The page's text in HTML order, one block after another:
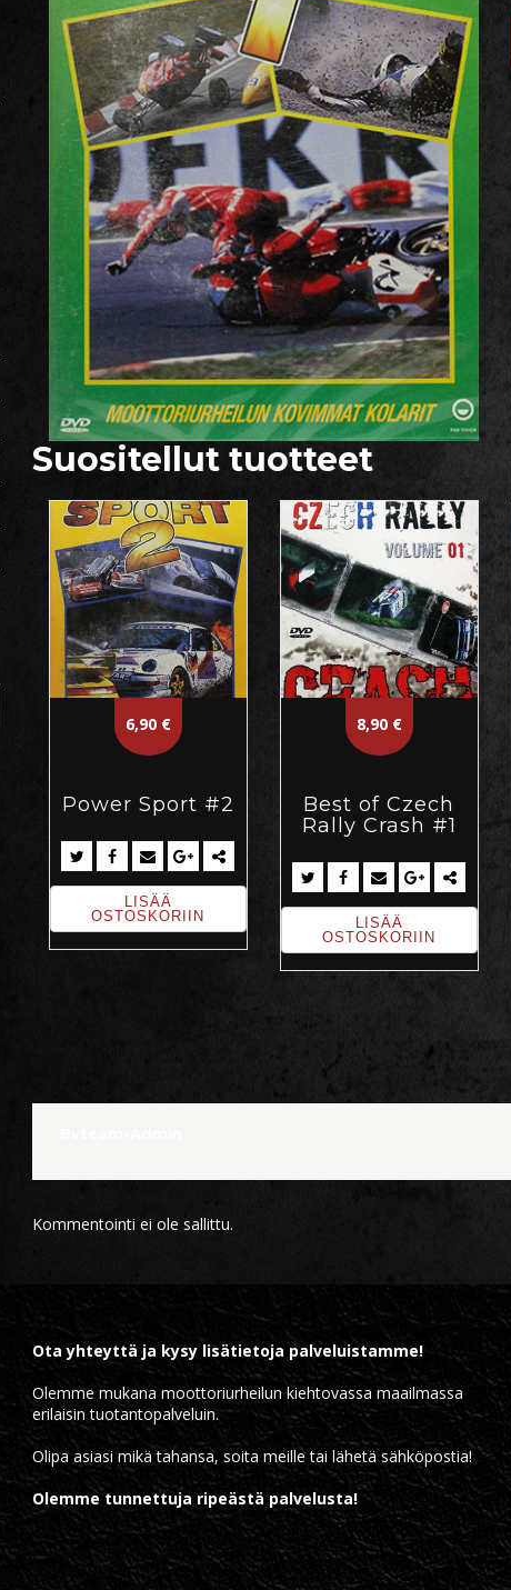
Suositellut tuotteet
6,90 €
Power Sport #2
LISÄÄ
OSTOSKORIIN
8,90 €
Best of Czech
Rally Crash #1
LISÄÄ
OSTOSKORIIN
Kommentointi ei ole sallittu.
Ota yhteyttä ja kysy lisätietoja palveluistamme!
Olemme mukana moottoriurheilun kiehtovassa maailmassa
erilaisin tuotantopalveluin.
Olipa asiasi mikä tahansa, soita meille tai lähetä sähköpostia!
Olemme tunnettuja ripeästä palvelusta!